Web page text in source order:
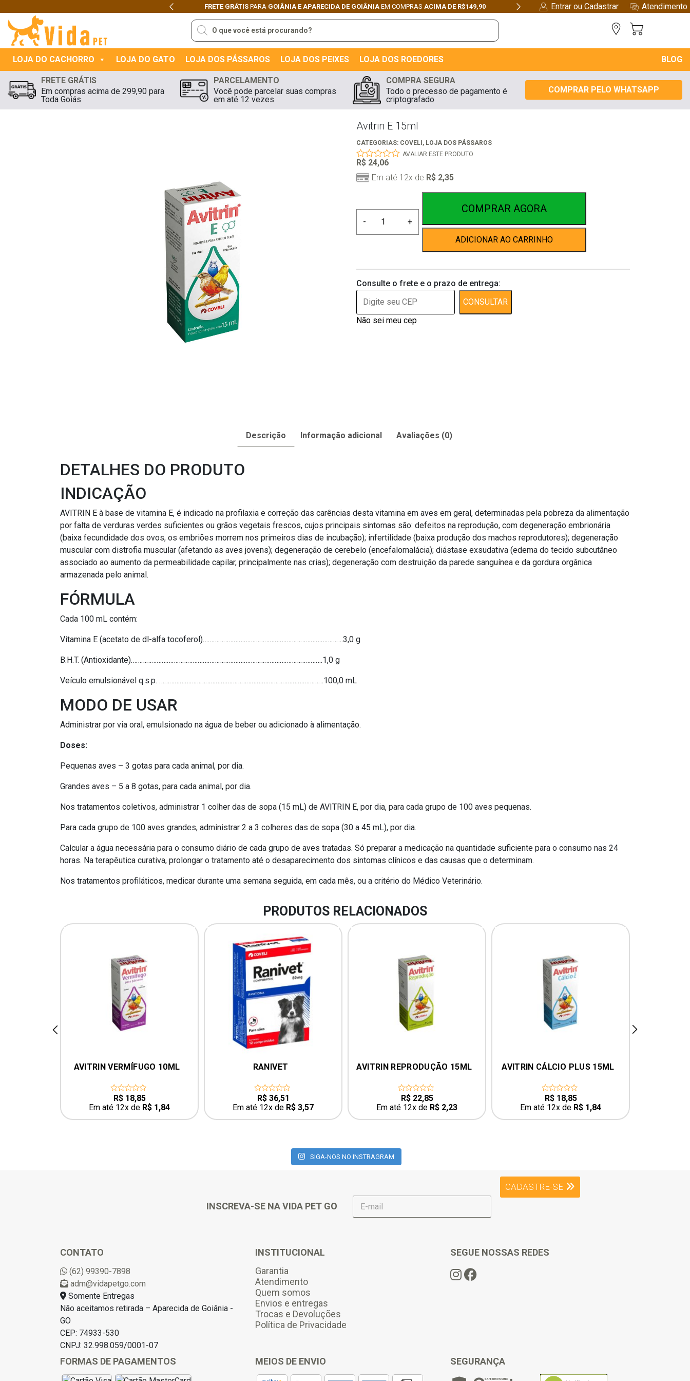
FRETE GRÁTIS PARA GOIÂNIA E APARECIDA DE GOIÂNIAEM COMPRAS ACIMA DE R$149,90
Previous Next
Entrar ou Cadastrar
Atendimento
Pesquisar
produtos
LOJA DO CACHORRO LOJA DO GATO LOJA DOS PÁSSAROS LOJA DOS PEIXES LOJA DOS ROEDORES BLOG
FRETE GRÁTIS
Em compras acima de 299,90 para
Toda Goiás
PARCELAMENTO
Você pode parcelar suas compras
em até 12 vezes
COMPRA SEGURA
Todo o precesso de pagamento é
criptografado
COMPRAR PELO WHATSAPP
Avitrin E 15ml
CATEGORIAS: COVELI , LOJA DOS PÁSSAROS
0
out
of
AVALIAR ESTE PRODUTO
R$ 24,06
Em até 12x de R$ 2,35
- +
COMPRAR AGORA
ADICIONAR AO CARRINHO
Consulte o frete e o prazo de entrega:
CONSULTAR
Não sei meu cep
Descrição Informação adicional Avaliações (0)
DETALHES DO PRODUTO
INDICAÇÃO
AVITRIN E à base de vitamina E, é indicado na profilaxia e correção das carências desta vitamina em aves em geral, determinadas pela pobreza da alimentação
por falta de verduras verdes suficientes ou grãos vegetais frescos, cujos principais sintomas são: defeitos na reprodução, com degeneração embrionária
(baixa fecundidade dos ovos, os embriões morrem nos primeiros dias de incubação); infertilidade (baixa produção dos machos reprodutores); degeneração
muscular com distrofia muscular (afetando as aves jovens); degeneração de cerebelo (encefalomalácia); diástase exsudativa (edema do tecido subcutâneo
associado ao aumento da permeabilidade capilar, principalmente nas crias); degeneração com destruição da parede sanguínea e da gordura orgânica
armazenada pelo animal.
FÓRMULA
Cada 100 mL contém:
Vitamina E (acetato de dl-alfa tocoferol)……………………………………………………………………….3,0 g
B.H.T. (Antioxidante)………………………………………………………………………………………………….1,0 g
Veículo emulsionável q.s.p. ……………………………………………………………………………………100,0 mL
MODO DE USAR
Administrar por via oral, emulsionado na água de beber ou adicionado à alimentação.
Doses:
Pequenas aves – 3 gotas para cada animal, por dia.
Grandes aves – 5 a 8 gotas, para cada animal, por dia.
Nos tratamentos coletivos, administrar 1 colher das de sopa (15 mL) de AVITRIN E, por dia, para cada grupo de 100 aves pequenas.
Para cada grupo de 100 aves grandes, administrar 2 a 3 colheres das de sopa (30 a 45 mL), por dia.
Calcular a água necessária para o consumo diário de cada grupo de aves tratadas. Só preparar a medicação na quantidade suficiente para o consumo nas 24
horas. Na terapêutica curativa, prolongar o tratamento até o desaparecimento dos sintomas clínicos e das causas que o determinam.
Nos tratamentos profiláticos, medicar durante uma semana seguida, em cada mês, ou a critério do Médico Veterinário.
PRODUTOS RELACIONADOS
AVITRIN VERMÍFUGO 10ML
0
out
of
5
R$18,85
Em até 12x de R$ 1,84
RANIVET
0
out
of
5
R$36,51
Em até 12x de R$ 3,57
AVITRIN REPRODUÇÃO 15ML
0
out
of
5
R$22,85
Em até 12x de R$ 2,23
AVITRIN CÁLCIO PLUS 15ML
0
out
of
5
R$18,85
Em até 12x de R$ 1,84
prev
next
SIGA-NOS NO INSTRAGRAM
INSCREVA-SE NA VIDA PET GO
E
m
CADASTRE-SE
CONTATO
(62) 99390-7898
adm@vidapetgo.com
Somente Entregas
Não aceitamos retirada – Aparecida de Goiânia -
GO
CEP: 74933-530
CNPJ: 32.998.059/0001-07
INSTITUCIONAL
Garantia
Atendimento
Quem somos
Envios e entregas
Trocas e Devoluções
Política de Privacidade
SEGUE NOSSAS REDES
FORMAS DE PAGAMENTOS MEIOS DE ENVIO SEGURANÇA